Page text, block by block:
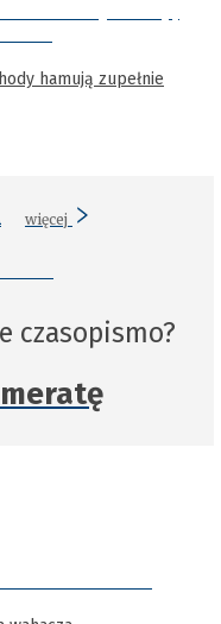
hamują zupełnie
więcej
czasopismo?